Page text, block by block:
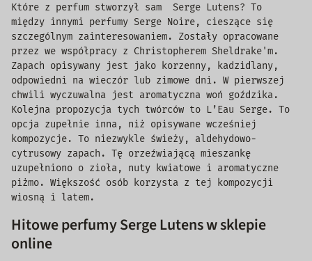
Które z perfum stworzył sam Serge Lutens? To
między innymi perfumy Serge Noire, cieszące się
szczególnym zainteresowaniem. Zostały opracowane
przez we współpracy z Christopherem Sheldrake'm.
Zapach opisywany jest jako korzenny, kadzidlany,
odpowiedni na wieczór lub zimowe dni. W pierwszej
chwili wyczuwalna jest aromatyczna woń goździka.
Kolejna propozycja tych twórców to L’Eau Serge. To
opcja zupełnie inna, niż opisywane wcześniej
kompozycje. To niezwykle świeży, aldehydowo-
cytrusowy zapach. Tę orzeźwiającą mieszankę
uzupełniono o zioła, nuty kwiatowe i aromatyczne
piżmo. Większość osób korzysta z tej kompozycji
wiosną i latem.
Hitowe perfumy Serge Lutens w sklepie
online